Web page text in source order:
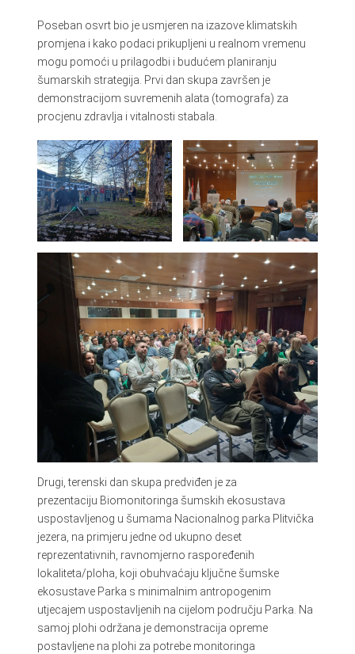
Poseban osvrt bio je usmjeren na izazove klimatskih
promjena i kako podaci prikupljeni u realnom vremenu
mogu pomoći u prilagodbi i budućem planiranju
šumarskih strategija. Prvi dan skupa završen je
demonstracijom suvremenih alata (tomografa) za
procjenu zdravlja i vitalnosti stabala.
Drugi, terenski dan skupa predviđen je za
prezentaciju Biomonitoringa šumskih ekosustava
uspostavljenog u šumama Nacionalnog parka Plitvička
jezera, na primjeru jedne od ukupno deset
reprezentativnih, ravnomjerno raspoređenih
lokaliteta/ploha, koji obuhvaćaju ključne šumske
ekosustave Parka s minimalnim antropogenim
utjecajem uspostavljenih na cijelom području Parka. Na
samoj plohi održana je demonstracija opreme
postavljene na plohi za potrebe monitoringa